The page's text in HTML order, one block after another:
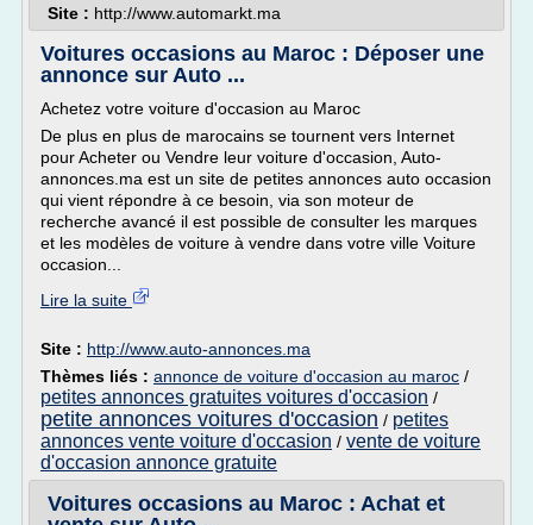
Site : http://www.automarkt.ma
Voitures occasions au Maroc : Déposer une
annonce sur Auto ...
Achetez votre voiture d'occasion au Maroc
De plus en plus de marocains se tournent vers Internet
pour Acheter ou Vendre leur voiture d'occasion, Auto-
annonces.ma est un site de petites annonces auto occasion
qui vient répondre à ce besoin, via son moteur de
recherche avancé il est possible de consulter les marques
et les modèles de voiture à vendre dans votre ville Voiture
occasion...
Lire la suite
Site : http://www.auto-annonces.ma
Thèmes liés : annonce de voiture d'occasion au maroc /
petites annonces gratuites voitures d'occasion /
petite annonces voitures d'occasion / petites
annonces vente voiture d'occasion / vente de voiture
d'occasion annonce gratuite
Voitures occasions au Maroc : Achat et